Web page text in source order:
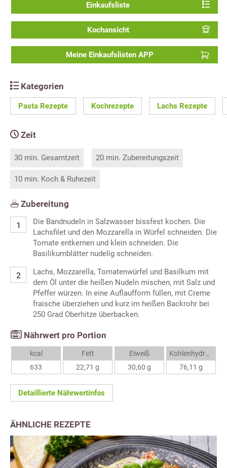
Einkaufsliste
Kochansicht
Meine Einkaufslisten APP
Kategorien
Pasta Rezepte Kochrezepte Lachs Rezepte
Zeit
30 min. Gesamtzeit 20 min. Zubereitungszeit
10 min. Koch & Ruhezeit
Zubereitung
Die Bandnudeln in Salzwasser bissfest kochen. Die
Lachsfilet und den Mozzarella in Würfel schneiden. Die
Tomate entkernen und klein schneiden. Die
Basilikumblätter nudelig schneiden.
Lachs, Mozzarella, Tomatenwürfel und Basilkum mit
dem Öl unter die heißen Nudeln mischen, mit Salz und
Pfeffer würzen. In eine Auflaufform füllen, mit Creme
fraische überziehen und kurz im heißen Backrohr bei
250 Grad Oberhitze überbacken.
Nährwert pro Portion
kcal
633
Fett
22,71 g
Eiweiß
30,60 g
Kohlenhydrate
76,11 g
Detaillierte Nährwertinfos
ÄHNLICHE REZEPTE